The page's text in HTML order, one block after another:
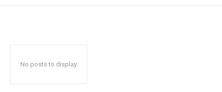
No posts to display